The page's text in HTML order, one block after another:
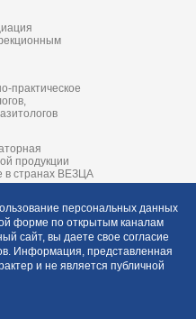
практическое
продукции
в странах ВЕЗЦА
НИИ
персональных данных
форме по открытым каналам
сайт, вы даете свое согласие
Информация, представленная
и не является публичной